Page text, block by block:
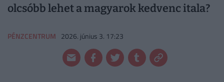
olcsóbb lehet a magyarok kedvenc itala?
PÉNZCENTRUM 2026. június 3. 17:23